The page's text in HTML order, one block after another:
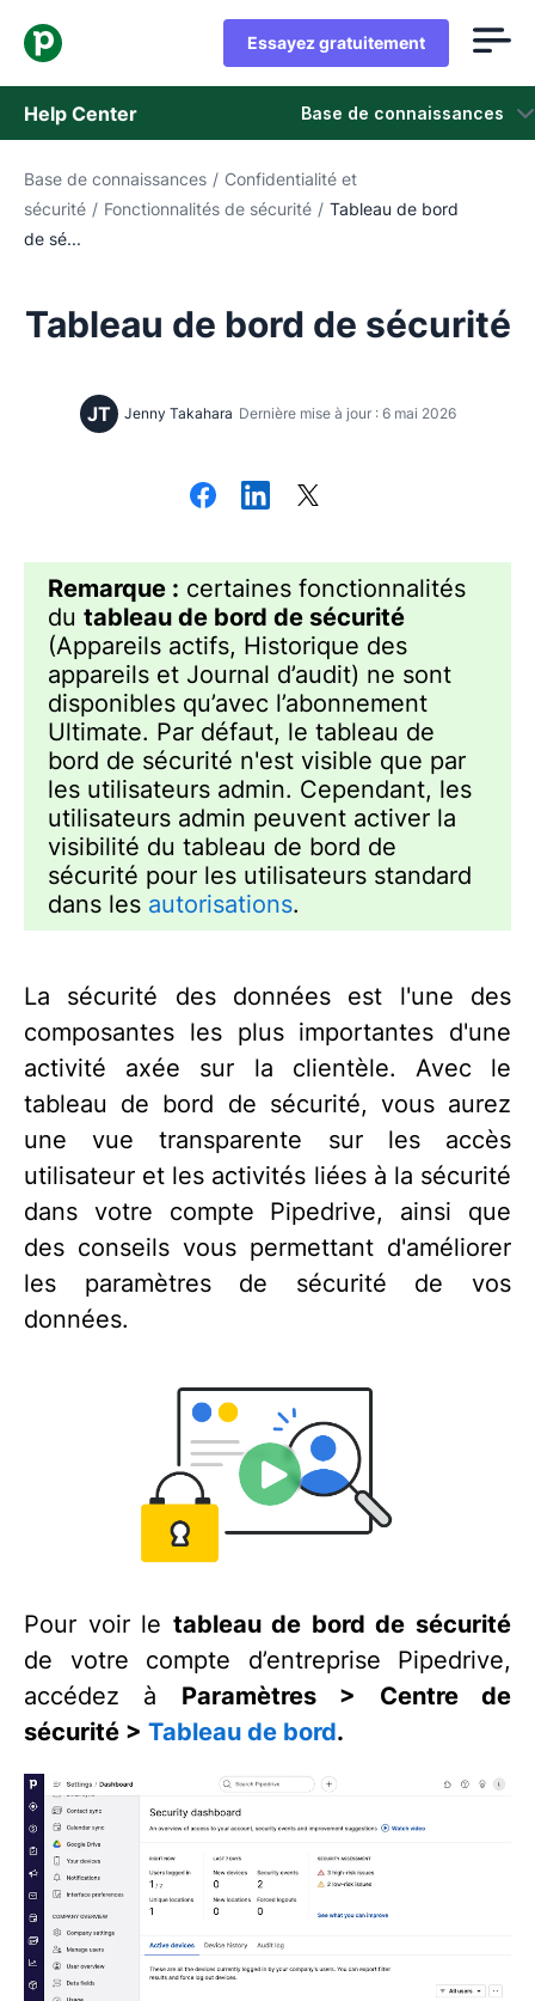
Essayez gratuitement
Help Center Base de connaissances
Base de connaissances
Statut
Base de connaissances / Confidentialité et
sécurité / Fonctionnalités de sécurité / Tableau de bord
de sé...
Tableau de bord de sécurité
JT Jenny Takahara Dernière mise à jour : 6 mai 2026
Remarque : certaines fonctionnalités
du tableau de bord de sécurité
(Appareils actifs, Historique des
appareils et Journal d’audit) ne sont
disponibles qu’avec l’abonnement
Ultimate. Par défaut, le tableau de
bord de sécurité n'est visible que par
les utilisateurs admin. Cependant, les
utilisateurs admin peuvent activer la
visibilité du tableau de bord de
sécurité pour les utilisateurs standard
dans les autorisations.
La sécurité des données est l'une des
composantes les plus importantes d'une
activité axée sur la clientèle. Avec le
tableau de bord de sécurité, vous aurez
une vue transparente sur les accès
utilisateur et les activités liées à la sécurité
dans votre compte Pipedrive, ainsi que
des conseils vous permettant d'améliorer
les paramètres de sécurité de vos
données.
Pour voir le tableau de bord de sécurité
de votre compte d’entreprise Pipedrive,
accédez à Paramètres > Centre de
sécurité > Tableau de bord.